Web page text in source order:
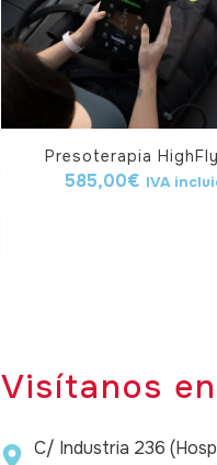
Presoterapia
585,00€ IVA
Visítanos
C/ Industria 236